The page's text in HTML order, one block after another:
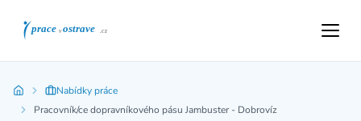
Nabídky práce
Pracovník/ce dopravníkového pásu Jambuster - Dobrovíz